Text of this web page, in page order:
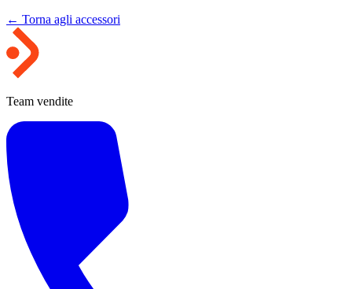
← Torna agli accessori
Team vendite